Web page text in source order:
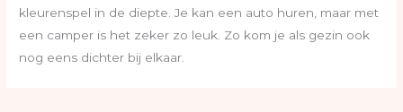
kleurenspel in de diepte. Je kan een auto huren, maar met
een camper is het zeker zo leuk. Zo kom je als gezin ook
nog eens dichter bij elkaar.